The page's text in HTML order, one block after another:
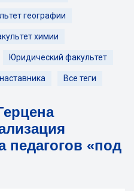
географии
химии
Юридический факультет
Все теги
педагогов «под